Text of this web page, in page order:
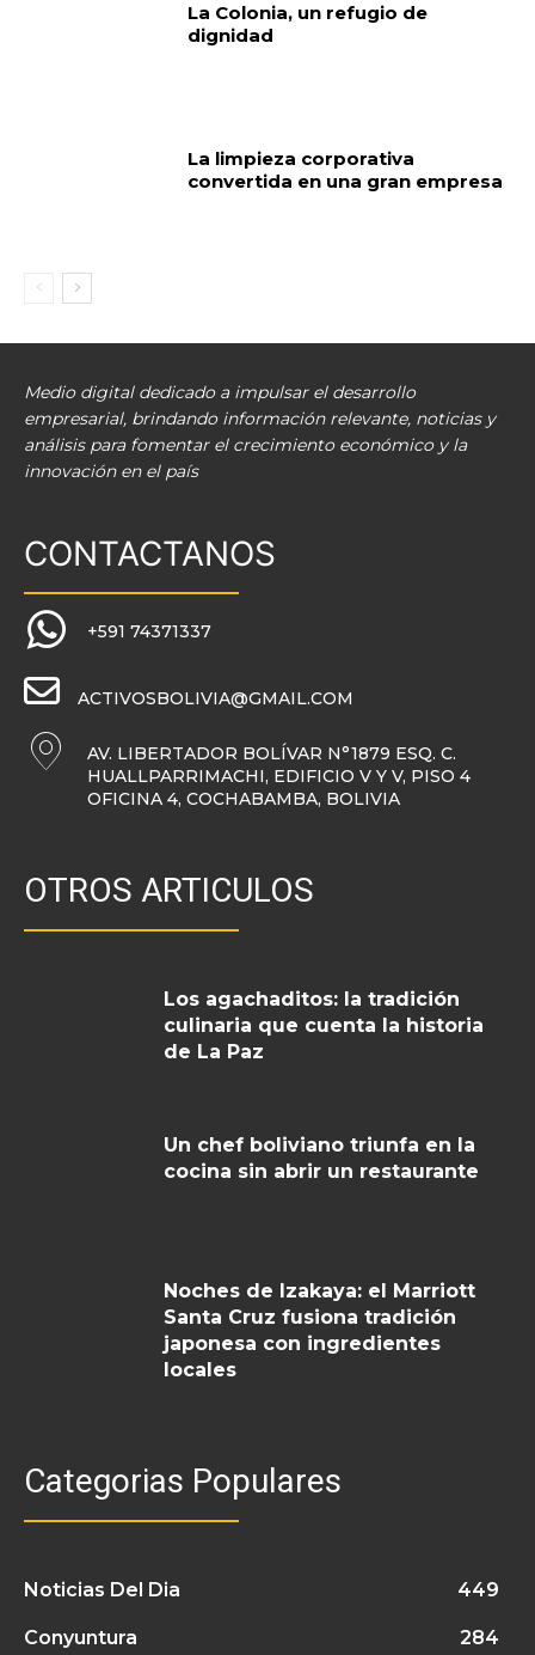
La Colonia, un refugio de
dignidad
La limpieza corporativa
convertida en una gran empresa
Medio digital dedicado a impulsar el desarrollo
empresarial, brindando información relevante, noticias y
análisis para fomentar el crecimiento económico y la
innovación en el país
CONTACTANOS
+591 74371337
ACTIVOSBOLIVIA@GMAIL.COM
AV. LIBERTADOR BOLÍVAR N°1879 ESQ. C.
HUALLPARRIMACHI, EDIFICIO V Y V, PISO 4
OFICINA 4, COCHABAMBA, BOLIVIA
OTROS ARTICULOS
Los agachaditos: la tradición
culinaria que cuenta la historia
de La Paz
Un chef boliviano triunfa en la
cocina sin abrir un restaurante
Noches de Izakaya: el Marriott
Santa Cruz fusiona tradición
japonesa con ingredientes
locales
Categorias Populares
Noticias Del Dia 449
Conyuntura 284